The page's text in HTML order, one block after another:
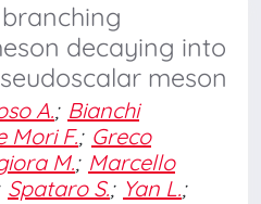
decaying into
meson
A.; Bianchi
Mori F.; Greco
M.; Marcello
Spataro S.; Yan L.;